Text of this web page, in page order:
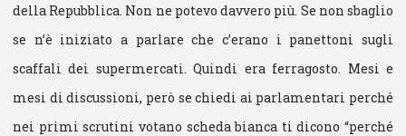
della Repubblica. Non ne potevo davvero più. Se non sbaglio
se n’è iniziato a parlare che c’erano i panettoni sugli
scaffali dei supermercati. Quindi era ferragosto. Mesi e
mesi di discussioni, però se chiedi ai parlamentari perché
nei primi scrutini votano scheda bianca ti dicono “perché